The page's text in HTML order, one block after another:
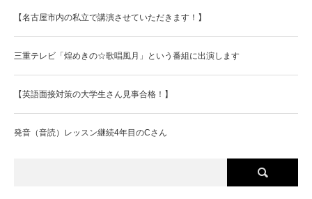
【名古屋市内の私立で講演させていただきます！】
三重テレビ「煌めきの☆歌唱風月」という番組に出演します
【英語面接対策の大学生さん見事合格！】
発音（音読）レッスン継続4年目のCさん